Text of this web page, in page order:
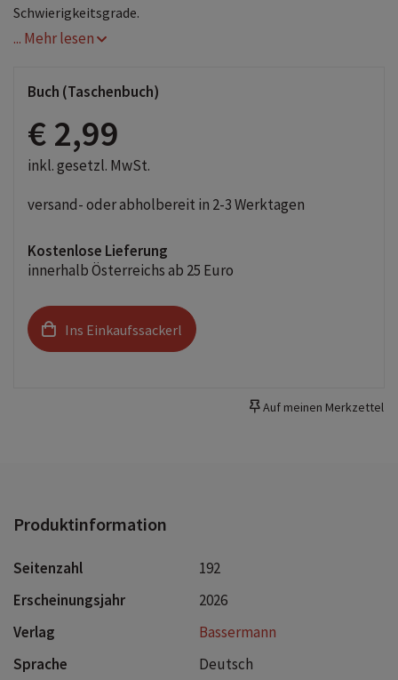
Schwierigkeitsgrade.
... Mehr lesen
Buch (Taschenbuch)
€ 2,99
inkl. gesetzl. MwSt.
versand- oder abholbereit in 2-3 Werktagen
Kostenlose Lieferung
innerhalb Österreichs ab 25 Euro
Ins Einkaufssackerl
Auf meinen Merkzettel
Produktinformation
Seitenzahl
192
Erscheinungsjahr
2026
Verlag
Bassermann
Sprache
Deutsch